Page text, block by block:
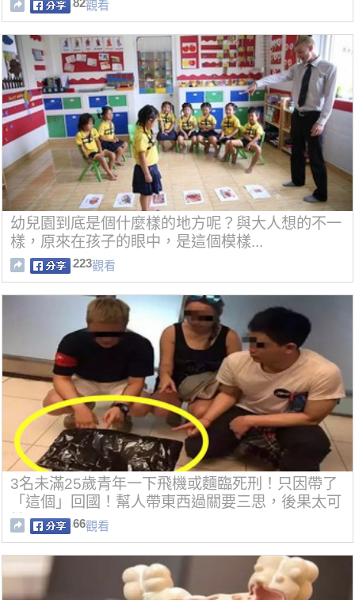
82觀看
幼兒園到底是個什麼樣的地方呢？與大人想的不一
樣，原來在孩子的眼中，是這個模樣...
223觀看
3名未滿25歲青年一下飛機或麵臨死刑！只因帶了
「這個」回國！幫人帶東西過關要三思，後果太可
怕！
66觀看